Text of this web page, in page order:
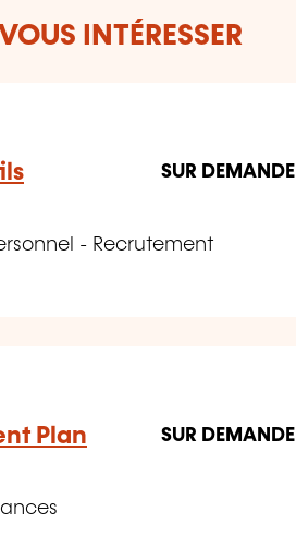
INTÉRESSER
SUR DEMANDE
- Recrutement
Plan SUR DEMANDE